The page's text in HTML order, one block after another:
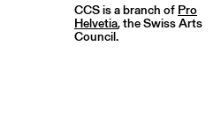
CCS is a branch of Pro
Helvetia, the Swiss Arts
Council.